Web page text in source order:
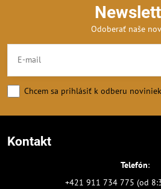
Odoberať naše
Chcem sa prihlásiť k odberu
Kontakt
Telefón:
+421 911 734 775 (od